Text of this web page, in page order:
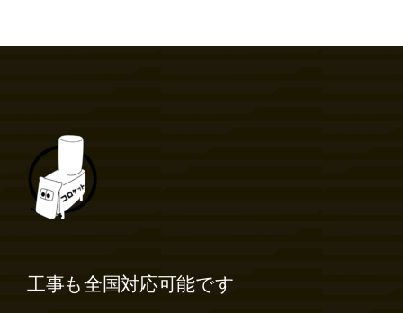
工事も全国対応可能です